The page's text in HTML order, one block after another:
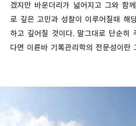
겠지만 바운더리가 넓어지고 그와 함
로 깊은 고민과 성찰이 이루어질때 해
하고 깊어질 것이다. 말그대로 단순히
다면 이른바 기록관리학의 전문성이란